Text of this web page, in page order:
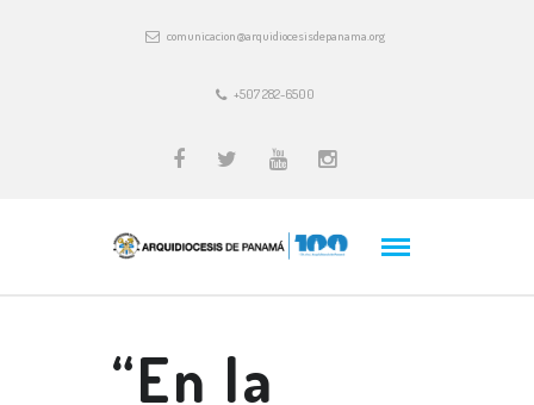
comunicacion@arquidiocesisdepanama.org
+507 282-6500
“En la